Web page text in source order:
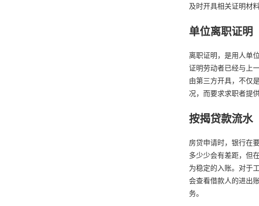
及时开具相关证明材
单位离职证明
离职证明，是用人单
证明劳动者已经与上
由第三方开具，不仅
况，而要求求职者提
按揭贷款流水
房贷申请时，银行在
多少少会有差距，但
为稳定的入账。对于
会查看借款人的进出
务。